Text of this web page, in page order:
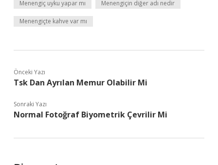
Menengiç uyku yapar mı Menengiçin diğer adı nedir
Menengiçte kahve var mı
Önceki Yazı
Tsk Dan Ayrılan Memur Olabilir Mi
Sonraki Yazı
Normal Fotoğraf Biyometrik Çevrilir Mi